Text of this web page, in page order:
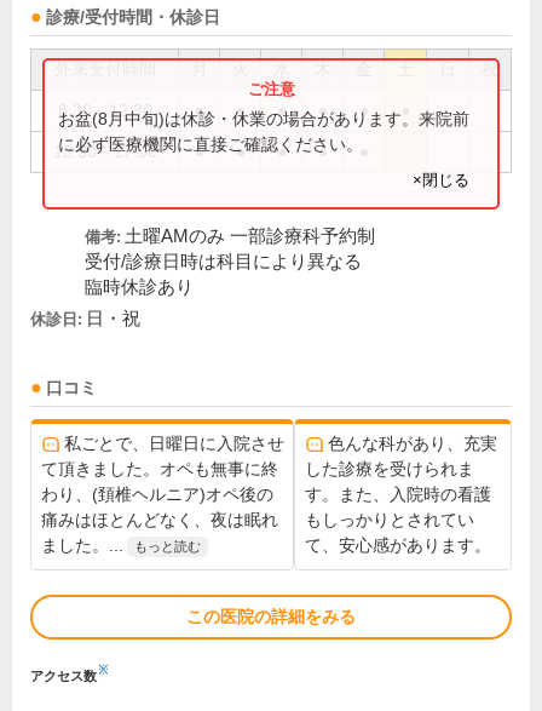
診療/受付時間・休診日
祝
8:30～12:30 ● ● ● ● ●
13:30～17:00 ● ● ● ●
お盆(8月中旬)は休診・休業の場合があります。来院前
に必ず医療機関に直接ご確認ください。
×閉じる
備考: 土曜AMのみ 一部診療科予約制
受付/診療日時は科目により異なる
臨時休診あり
休診日: 日・祝
口コミ
私ごとで、日曜日に入院させ
て頂きました。オペも無事に終
わり、(頚椎ヘルニア)オペ後の
痛みはほとんどなく、夜は眠れ
ました。...
もっと読む
色んな科があり、充実
した診療を受けられま
す。また、入院時の看護
もしっかりとされてい
て、安心感があります。
この医院の詳細をみる
アクセス数※